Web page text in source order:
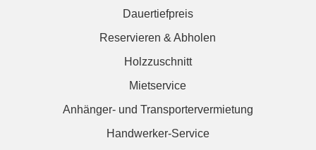
Dauertiefpreis
Reservieren & Abholen
Holzzuschnitt
Mietservice
Anhänger- und Transportervermietung
Handwerker-Service